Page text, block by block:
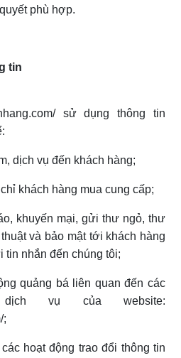
phù hợp.
tin
sử dụng thông tin
dịch vụ đến khách hàng;
khách hàng mua cung cấp;
khuyến mại, gửi thư ngỏ, thư
và bảo mật tới khách hàng
tin nhắn đến chúng tôi;
quảng bá liên quan đến các
vụ của website:
;
hoạt động trao đổi thông tin